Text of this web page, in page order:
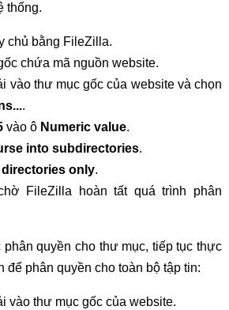
thống.
chủ bằng FileZilla.
chứa mã nguồn website.
vào thư mục gốc của website và chọn
.
vào ô Numeric value.
into subdirectories.
only.
FileZilla hoàn tất quá trình phân
phân quyền cho thư mục, tiếp tục thực
để phân quyền cho toàn bộ tập tin:
vào thư mục gốc của website.